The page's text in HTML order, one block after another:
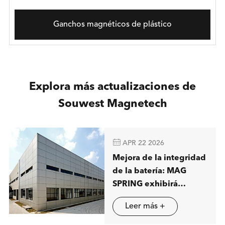
Ganchos magnéticos de plástico
Explora más actualizaciones de
Souwest Magnetech
 APR 22 2026
Mejora de la integridad
de la batería: MAG
SPRING exhibirá
soluciones avanzadas
de separación
Leer más +